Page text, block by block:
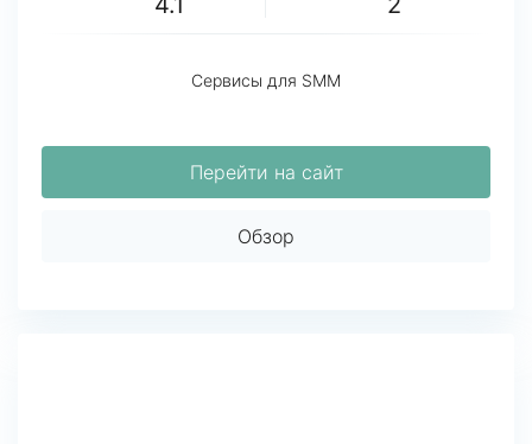
Сервисы для SMM
Перейти на сайт
Обзор